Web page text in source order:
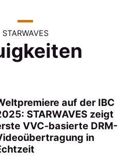
STARWAVES
auf der IBC
STARWAVES zeigt
VVC-basierte DRM-
in